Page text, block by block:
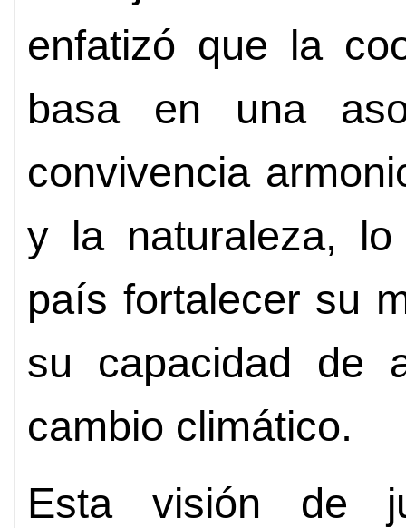
enfatizó que la
basa en una
convivencia
y la naturaleza,
país fortalecer su
su capacidad de
cambio climático.
Esta visión de